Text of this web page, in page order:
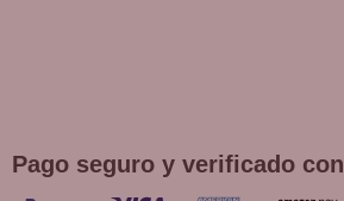
Pago seguro y verificado con